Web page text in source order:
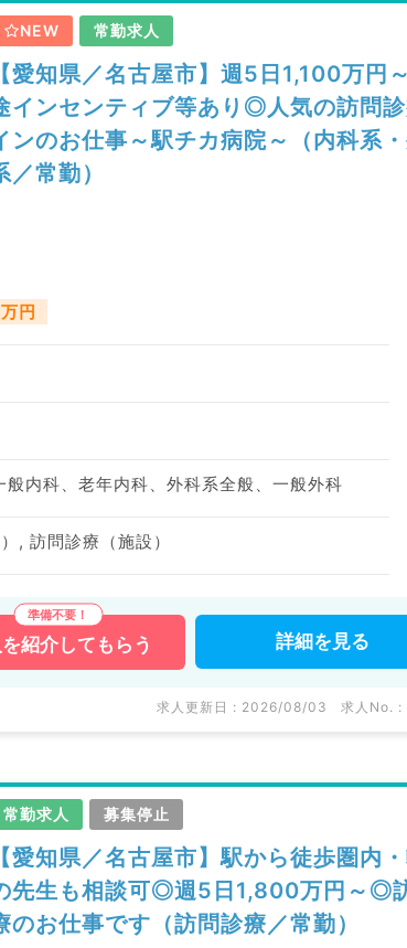
NEW 常勤求人
【愛知県／名古屋市】週5日1,100万円
インセンティブ等あり◎人気の訪問診
ンのお仕事～駅チカ病院～（内科系
／常勤）
円
内科、老年内科、外科系全般、一般外科
, 訪問診療（施設）
紹介してもらう 詳細を 見る
求人更新日 : 2026/08/03 求人No.
常勤求人 募集停止
【愛知県／名古屋市】駅から徒歩圏内
先生も相談可◎週5日1,800万円～◎
のお仕事です（訪問診療／常勤）